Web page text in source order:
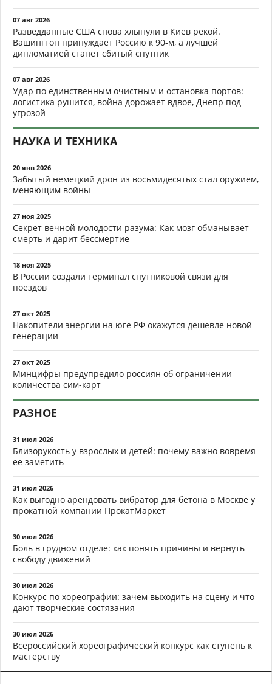
07 авг 2026
Разведданные США снова хлынули в Киев рекой.
Вашингтон принуждает Россию к 90-м, а лучшей
дипломатией станет сбитый спутник
07 авг 2026
Удар по единственным очистным и остановка портов:
логистика рушится, война дорожает вдвое, Днепр под
угрозой
НАУКА И ТЕХНИКА
20 янв 2026
Забытый немецкий дрон из восьмидесятых стал оружием,
меняющим войны
27 ноя 2025
Секрет вечной молодости разума: Как мозг обманывает
смерть и дарит бессмертие
18 ноя 2025
В России создали терминал спутниковой связи для
поездов
27 окт 2025
Накопители энергии на юге РФ окажутся дешевле новой
генерации
27 окт 2025
Минцифры предупредило россиян об ограничении
количества сим-карт
РАЗНОЕ
31 июл 2026
Близорукость у взрослых и детей: почему важно вовремя
ее заметить
31 июл 2026
Как выгодно арендовать вибратор для бетона в Москве у
прокатной компании ПрокатМаркет
30 июл 2026
Боль в грудном отделе: как понять причины и вернуть
свободу движений
30 июл 2026
Конкурс по хореографии: зачем выходить на сцену и что
дают творческие состязания
30 июл 2026
Всероссийский хореографический конкурс как ступень к
мастерству